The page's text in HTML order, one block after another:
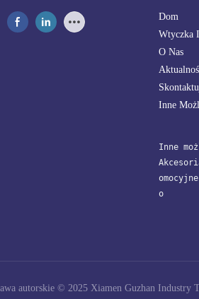
Dom
Wtyczka
O Nas
Inne
Inne
omocyjne
o
autorskie © 2025 Xiamen Guzhan Industry